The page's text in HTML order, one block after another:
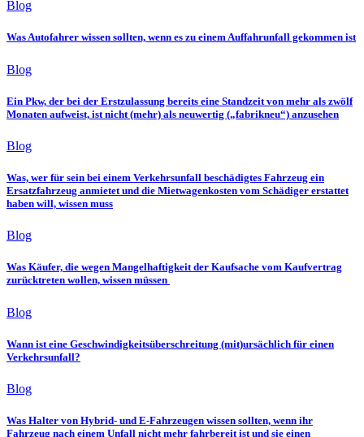
Blog
Was Autofahrer wissen sollten, wenn es zu einem Auffahrunfall gekommen ist
Blog
Ein Pkw, der bei der Erstzulassung bereits eine Standzeit von mehr als zwölf
Monaten aufweist, ist nicht (mehr) als neuwertig („fabrikneu“) anzusehen
Blog
Was, wer für sein bei einem Verkehrsunfall beschädigtes Fahrzeug ein
Ersatzfahrzeug anmietet und die Mietwagenkosten vom Schädiger erstattet
haben will, wissen muss
Blog
Was Käufer, die wegen Mangelhaftigkeit der Kaufsache vom Kaufvertrag
zurücktreten wollen, wissen müssen
Blog
Wann ist eine Geschwindigkeitsüberschreitung (mit)ursächlich für einen
Verkehrsunfall?
Blog
Was Halter von Hybrid- und E-Fahrzeugen wissen sollten, wenn ihr
Fahrzeug nach einem Unfall nicht mehr fahrbereit ist und sie einen